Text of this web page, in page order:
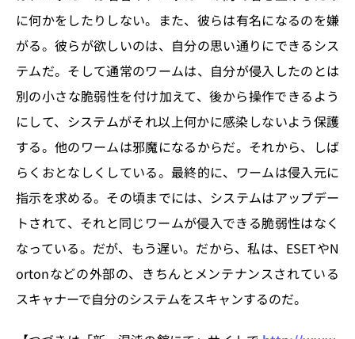
に何かをしたりしない。また、彼らは有名になるのを嫌
がる。彼らが欲しいのは、自分の思い通りにできるシス
テムだ。そして通常のワームは、自分が侵入したのとは
別の小さな脆弱性を付け加えて、後から操作できるよう
にして、システムがそれ以上何かに感染しないよう保護
する。他のワームは邪魔になるからだ。それから、しば
らくおとなしくしている。最終的に、ワームは侵入元に
指示を求める。その頃までには、システムはアップデー
トされて、それと同じワームが侵入できる脆弱性はなく
なっている。だが、もう遅い。だから、私は、ESETやN
ortonなどの外部の、きちんとメンテナンスされている
スキャナーで自分のシステムをスキャンするのだ。